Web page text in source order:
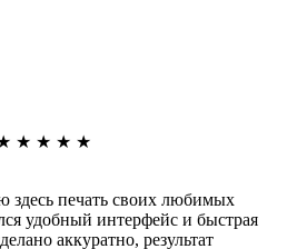
★ ★ ★ ★
здесь печать своих любимых
удобный интерфейс и быстрая
аккуратно, результат